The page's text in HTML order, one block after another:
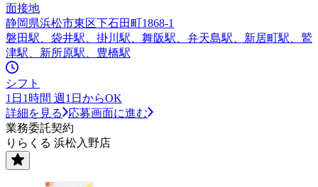
面接地
静岡県浜松市東区下石田町1868-1
磐田駅、袋井駅、掛川駅、舞阪駅、弁天島駅、新居町駅、鷲
津駅、新所原駅、豊橋駅
シフト
1日1時間 週1日からOK
詳細を見る
応募画面に進む
業務委託契約
りらくる 浜松入野店